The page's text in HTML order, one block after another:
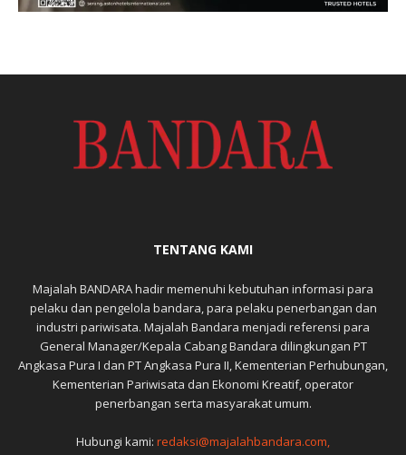
TENTANG KAMI
Majalah BANDARA hadir memenuhi kebutuhan informasi para
pelaku dan pengelola bandara, para pelaku penerbangan dan
industri pariwisata. Majalah Bandara menjadi referensi para
General Manager/Kepala Cabang Bandara dilingkungan PT
Angkasa Pura I dan PT Angkasa Pura II, Kementerian Perhubungan,
Kementerian Pariwisata dan Ekonomi Kreatif, operator
penerbangan serta masyarakat umum.
Hubungi kami: redaksi@majalahbandara.com,